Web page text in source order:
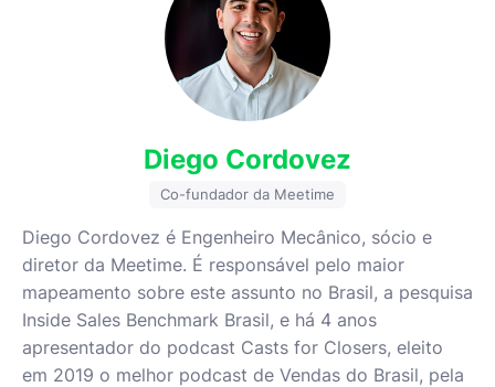
Diego Cordovez
Co-fundador da Meetime
Diego Cordovez é Engenheiro Mecânico, sócio e
diretor da Meetime. É responsável pelo maior
mapeamento sobre este assunto no Brasil, a pesquisa
Inside Sales Benchmark Brasil, e há 4 anos
apresentador do podcast Casts for Closers, eleito
em 2019 o melhor podcast de Vendas do Brasil, pela